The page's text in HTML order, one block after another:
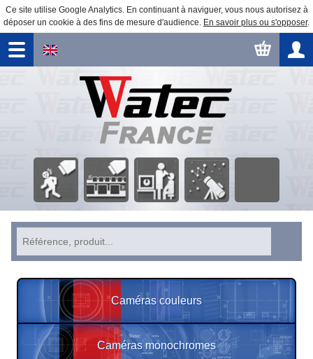
Ce site utilise Google Analytics. En continuant à naviguer, vous nous autorisez à
déposer un cookie à des fins de mesure d'audience. En savoir plus ou s'opposer.
Automatisme Éducation
Caméras couleurs
Caméras monochromes